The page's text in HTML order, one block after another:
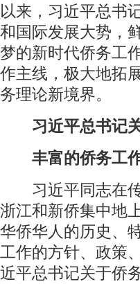
以来，习近平总书
和国际发展大势，
梦的新时代侨务工
作主线，极大地拓
务理论新境界。
习近平总书记关
丰富的侨务工
习近平同志在传
浙江和新侨集中地
华侨华人的历史、
工作的方针、政策
近平总书记关于侨